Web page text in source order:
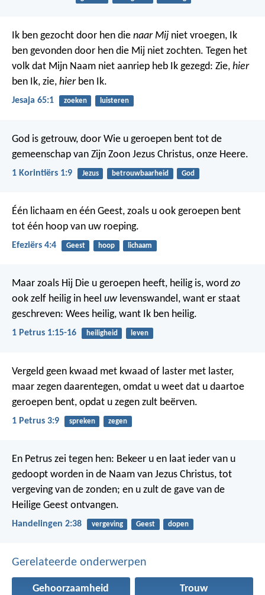
Ik ben gezocht door hen die naar Mij niet vroegen, Ik
ben gevonden door hen die Mij niet zochten. Tegen het
volk dat Mijn Naam niet aanriep heb Ik gezegd: Zie, hier
ben Ik, zie, hierben Ik.
Jesaja 65:1 zoeken luisteren
God is getrouw, door Wie u geroepen bent tot de
gemeenschap van Zijn Zoon Jezus Christus, onze Heere.
1 Korintiërs 1:9 Jezus betrouwbaarheid God
Één lichaam en één Geest, zoals u ook geroepen bent
tot één hoop van uw roeping.
Efeziërs 4:4 Geest hoop lichaam
Maar zoals Hij Die u geroepen heeft, heilig is, word zo
ook zelf heilig in heel uw levenswandel, want er staat
geschreven: Wees heilig, want Ik ben heilig.
1 Petrus 1:15-16 heiligheid leven
Vergeld geen kwaad met kwaad of laster met laster,
maar zegen daarentegen, omdat u weet dat u daartoe
geroepen bent, opdat u zegen zult beërven.
1 Petrus 3:9 spreken zegen
En Petrus zei tegen hen: Bekeer u en laat ieder van u
gedoopt worden in de Naam van Jezus Christus, tot
vergeving van de zonden; en u zult de gave van de
Heilige Geest ontvangen.
Handelingen 2:38 vergeving Geest dopen
Gerelateerde onderwerpen
Gehoorzaamheid Trouw